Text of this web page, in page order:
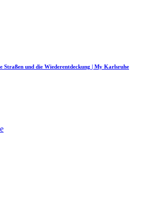
Straßen und die Wiederentdeckung | My Karlsruhe